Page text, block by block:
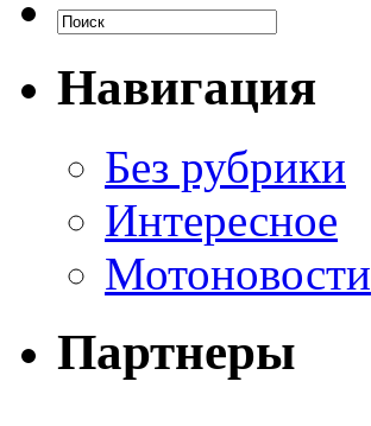
Навигация
Без рубрики
Интересное
Мотоновости
Партнеры